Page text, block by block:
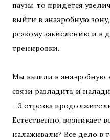
паузы, то придется
выйти в анаэробную
резкому закислению и в
тренировки.
Мы вышли в анаэробную
связи разладить и
—3 отрезка
Естественно, возникает
налаживали? Все дело в